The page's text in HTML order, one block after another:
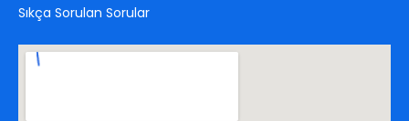
Sıkça Sorulan Sorular